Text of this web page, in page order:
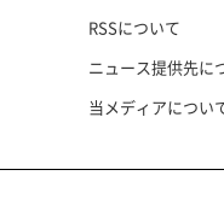
RSSについて
ニュース提供先に
当メディアについ